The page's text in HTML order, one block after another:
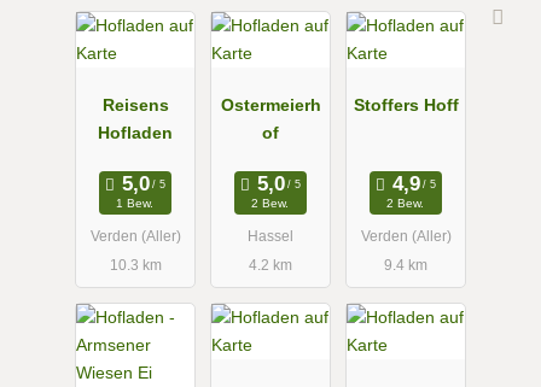
Reisens
Hofladen
1 Bew.
Verden (Aller)
10.3 km
Ostermeierh
of
2 Bew.
Hassel
4.2 km
Stoffers Hoff
2 Bew.
Verden (Aller)
9.4 km